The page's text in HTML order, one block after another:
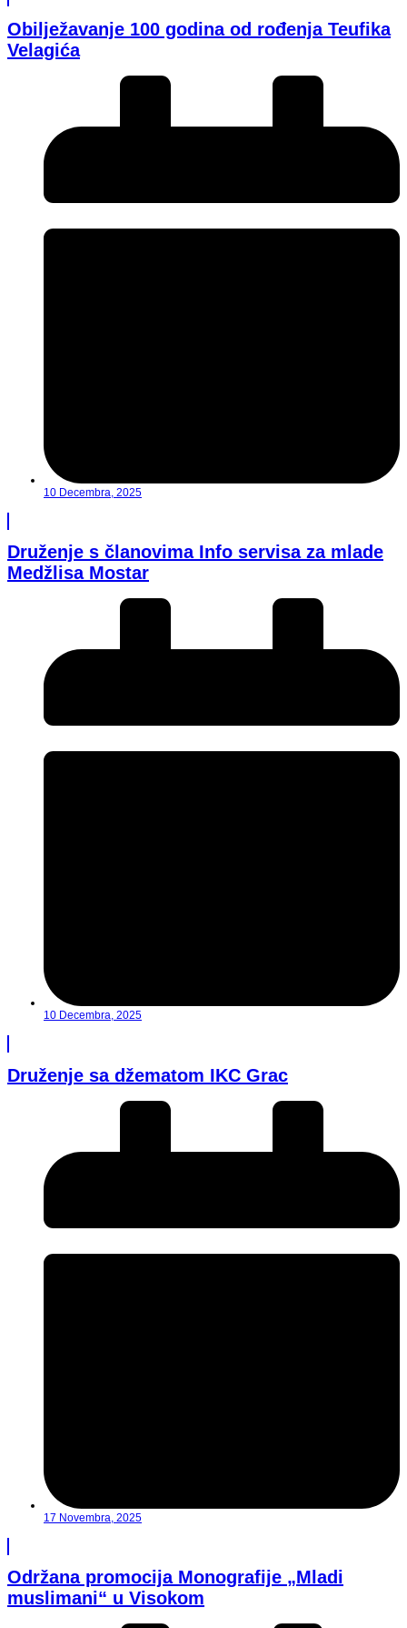
Obilježavanje 100 godina od rođenja Teufika
Velagića
10 Decembra, 2025
Druženje s članovima Info servisa za mlade
Medžlisa Mostar
10 Decembra, 2025
Druženje sa džematom IKC Grac
17 Novembra, 2025
Održana promocija Monografije „Mladi
muslimani“ u Visokom